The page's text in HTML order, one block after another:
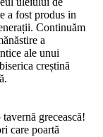
a fost produs in
Continuăm
a
ale unui
creștină
grecească!
care poartă